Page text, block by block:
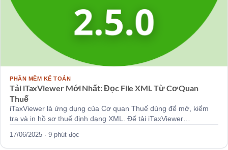
PHẦN MỀM KẾ TOÁN
Tải iTaxViewer Mới Nhất: Đọc File XML Từ Cơ Quan
Thuế
iTaxViewer là ứng dụng của Cơ quan Thuế dùng để mở, kiểm
tra và in hồ sơ thuế định dạng XML. Để tải iTaxViewer…
17/06/2025 · 9 phút đọc